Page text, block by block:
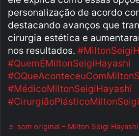
personalização de acordo
destacando avanços que
cirurgia estética e
nos resultados.
#QuemÉMiltonSeigiHayashi
#MédicoMiltonSeigiHayashi
♬ som original – Milton Seigi